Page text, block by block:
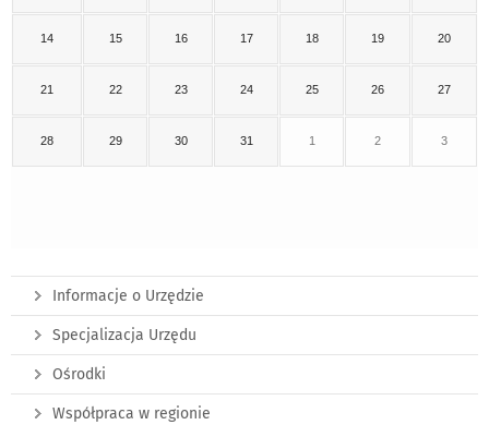
14 15 16 17 18 19 20
21 22 23 24 25 26 27
28 29 30 31 1 2 3
Informacje o Urzędzie
Specjalizacja Urzędu
Ośrodki
Współpraca w regionie